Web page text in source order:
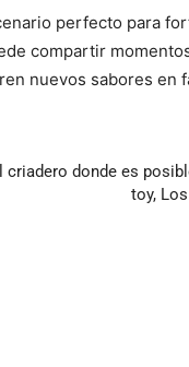
perfecto para
compartir
nuevos sabores en
criadero donde es
toy,